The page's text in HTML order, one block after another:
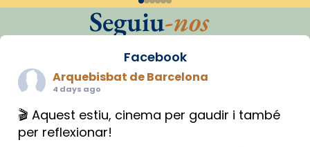
Seguiu-nos
Facebook
Arquebisbat de Barcelona
4 days ago
🎬 Aquest estiu, cinema per gaudir i també
per reflexionar!